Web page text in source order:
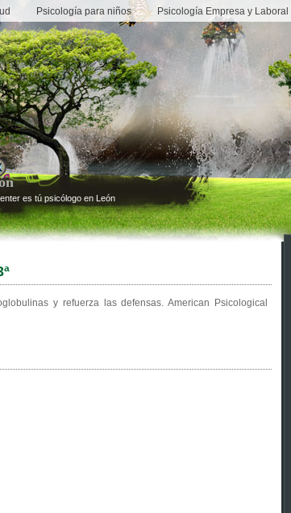
Psicología para niños Psicología Empresa y Laboral
es tú psicólogo en León
y refuerza las defensas. American Psicological